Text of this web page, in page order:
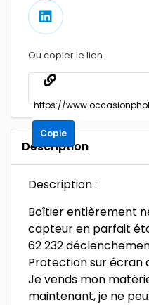
Ou copier le lien
Copie
Description
Description :
Boîtier entièrement
capteur en parfait
62 232
Protection sur écran
Je vends mon
maintenant, je ne